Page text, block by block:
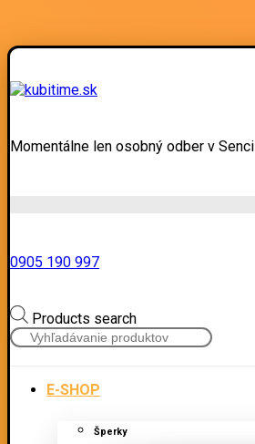
Momentálne len osobný odber v Senci
0905 190 997
Products search
E-SHOP
Šperky